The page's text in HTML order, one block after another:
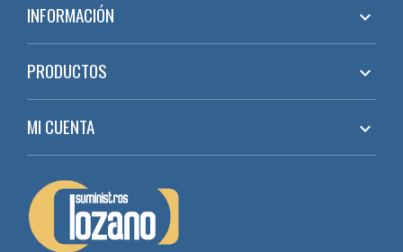
INFORMACIÓN 
PRODUCTOS 
MI CUENTA 